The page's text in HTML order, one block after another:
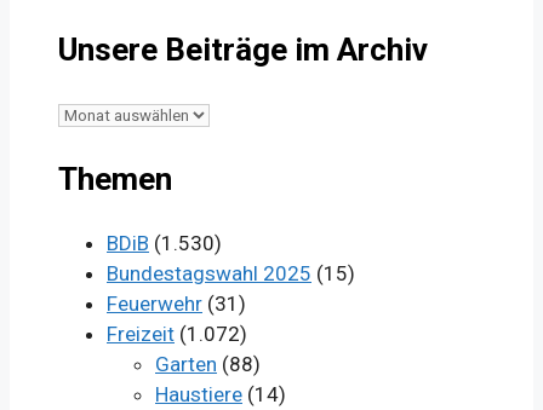
Unsere Beiträge im Archiv
Unsere
im
Themen
BDiB (1.530)
Bundestagswahl 2025 (15)
Feuerwehr (31)
Freizeit (1.072)
Garten (88)
Haustiere (14)